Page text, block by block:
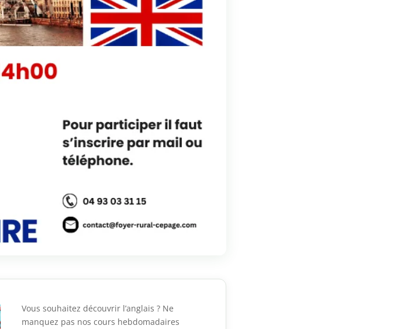
Vous souhaitez découvrir l’anglais ? Ne
manquez pas nos cours hebdomadaires